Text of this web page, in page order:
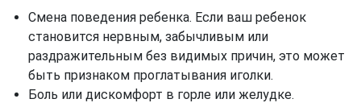
Смена поведения ребенка. Если ваш ребенок
становится нервным, забычливым или
раздражительным без видимых причин, это может
быть признаком проглатывания иголки.
Боль или дискомфорт в горле или желудке.